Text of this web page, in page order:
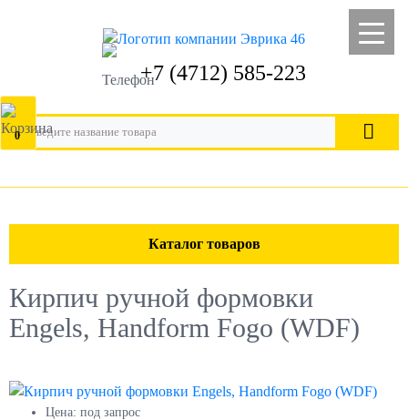
+7 (4712) 585-223
0
Каталог товаров
Кирпич ручной формовки
Engels, Handform Fogo (WDF)
Цена: под запрос